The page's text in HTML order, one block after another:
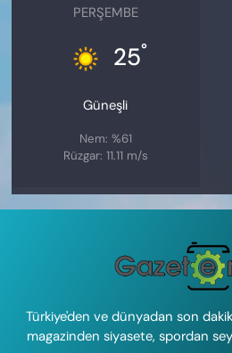
PERŞEMBE
25°
Güneşli
Nem: %61
Rüzgar: 11.11 m/s
Türkiye'den ve dünyadan son
magazinden siyasete, spordan